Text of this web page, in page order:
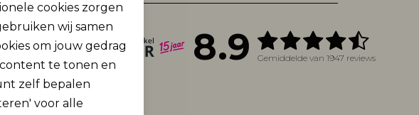
8.9 Gemiddelde van 1947 reviews
cookies
cookies zorgen
wij samen
om jouw gedrag
te tonen en
zelf bepalen
voor alle